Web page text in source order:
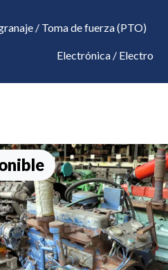
/ Toma de fuerza (PTO)
Electrónica / Electro